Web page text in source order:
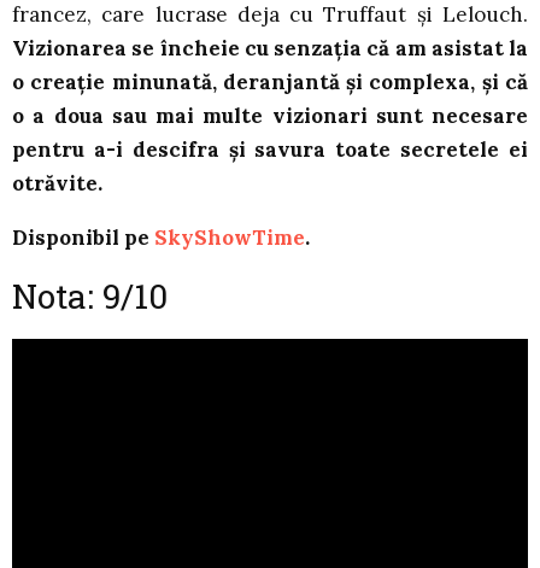
francez, care lucrase deja cu Truffaut și Lelouch.
Vizionarea se încheie cu senzația că am asistat la
o creație minunată, deranjantă și complexa, și că
o a doua sau mai multe vizionari sunt necesare
pentru a-i descifra și savura toate secretele ei
otrăvite.
Disponibil pe SkyShowTime.
Nota: 9/10